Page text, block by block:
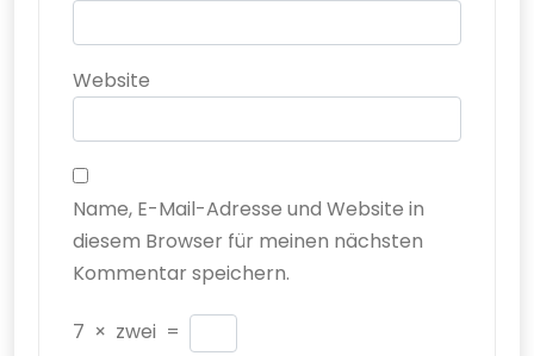
Website
Name, E-Mail-Adresse und Website in
diesem Browser für meinen nächsten
Kommentar speichern.
7 × zwei =